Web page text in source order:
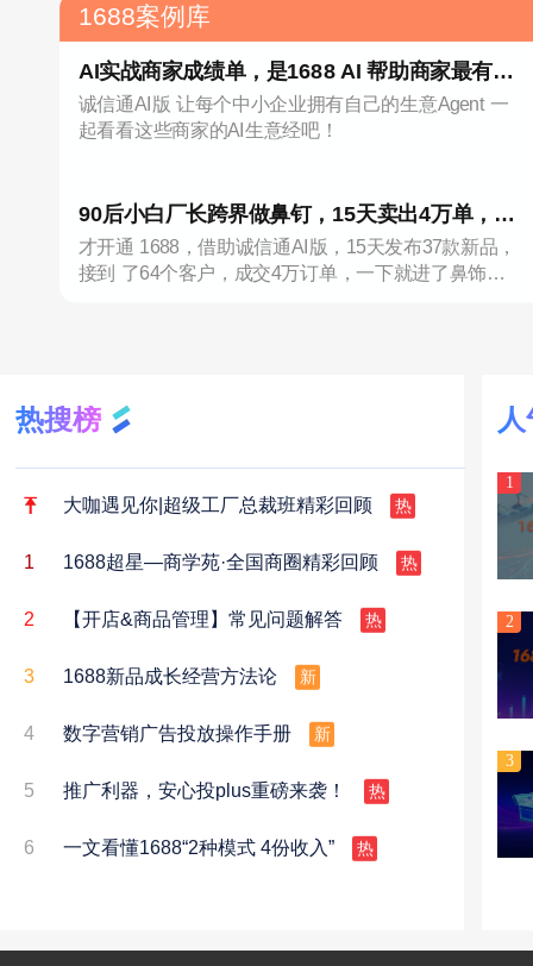
1688案例库
AI实战商家成绩单，是1688 AI 帮助商家最有力
的回答！
诚信通AI版 让每个中小企业拥有自己的生意Agent 一
起看看这些商家的AI生意经吧！
90后小白厂长跨界做鼻钉，15天卖出4万单，靠
1688AI登上类目TOP1
才开通 1688，借助诚信通AI版，15天发布37款新品，
接到 了64个客户，成交4万订单，一下就进了鼻饰新
热搜榜
大咖遇见你|超级工厂总裁班精彩回顾 热
1 1688超星—商学苑·全国商圈精彩回顾 热
2 【开店&商品管理】常见问题解答 热
3 1688新品成长经营方法论 新
4 数字营销广告投放操作手册 新
5 推广利器，安心投plus重磅来袭！ 热
6 一文看懂1688“2种模式 4份收入” 热
1
2
3